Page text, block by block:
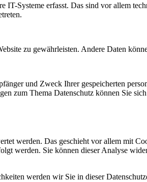
IT-Systeme erfasst. Das sind vor allem
zu gewährleisten. Andere Daten
und Zweck Ihrer gespeicherten
zum Thema Datenschutz können Sie
werden. Das geschieht vor allem mit
werden. Sie können dieser Analyse
werden wir Sie in dieser